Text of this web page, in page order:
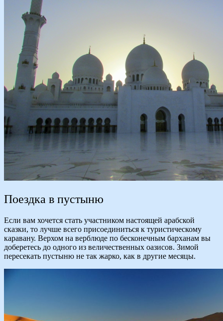
Поездка в пустыню
Если вам хочется стать участником настоящей арабской
сказки, то лучше всего присоединиться к туристическому
каравану. Верхом на верблюде по бесконечным барханам вы
доберетесь до одного из величественных оазисов. Зимой
пересекать пустыню не так жарко, как в другие месяцы.